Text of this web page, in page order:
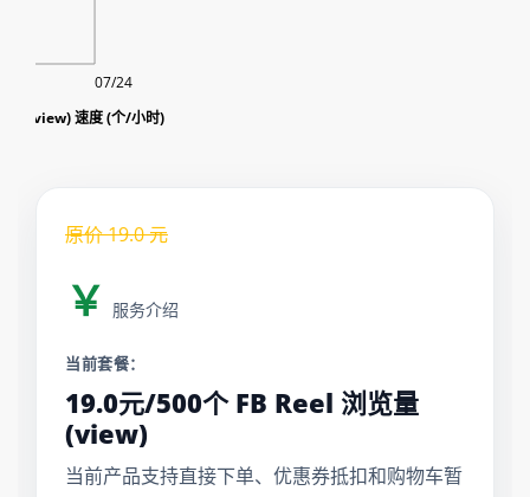
量(view) 速度 (个/小时)
07/24
原价19.0元
￥ 服务介绍
当前套餐：
19.0元/500个 FB Reel 浏览量
(view)
当前产品支持直接下单、优惠券抵扣和购物车暂